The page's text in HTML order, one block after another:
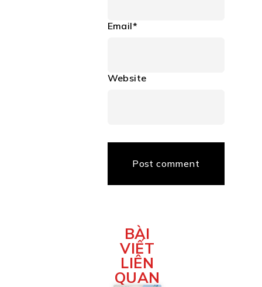
Email*
Website
Post comment
BÀI
VIẾT
LIÊN
QUAN